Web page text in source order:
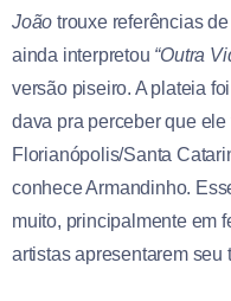
João trouxe referências de
ainda interpretou “Outra
versão piseiro. A plateia
dava pra perceber que
Florianópolis/Santa
conhece Armandinho.
muito, principalmente em
artistas apresentarem seu